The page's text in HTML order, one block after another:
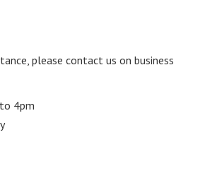
please contact us on business
4pm